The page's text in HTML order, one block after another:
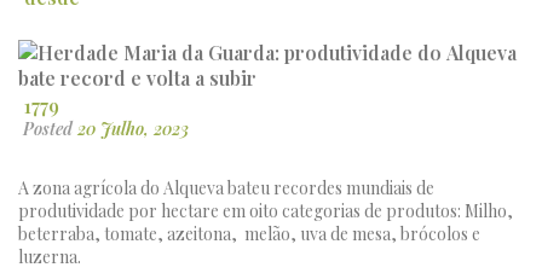
Posted 20 Julho, 2023
A zona agrícola do Alqueva bateu recordes mundiais de
produtividade por hectare em oito categorias de produtos: Milho,
beterraba, tomate, azeitona, melão, uva de mesa, brócolos e
luzerna.